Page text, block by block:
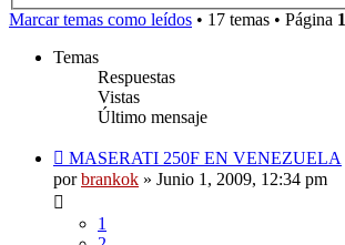
Marcar temas como leídos • 17 temas • Página 1
Temas
Respuestas
Vistas
Último mensaje
MASERATI 250F EN VENEZUELA
porbrankok » Junio 1, 2009, 12:34 pm
1